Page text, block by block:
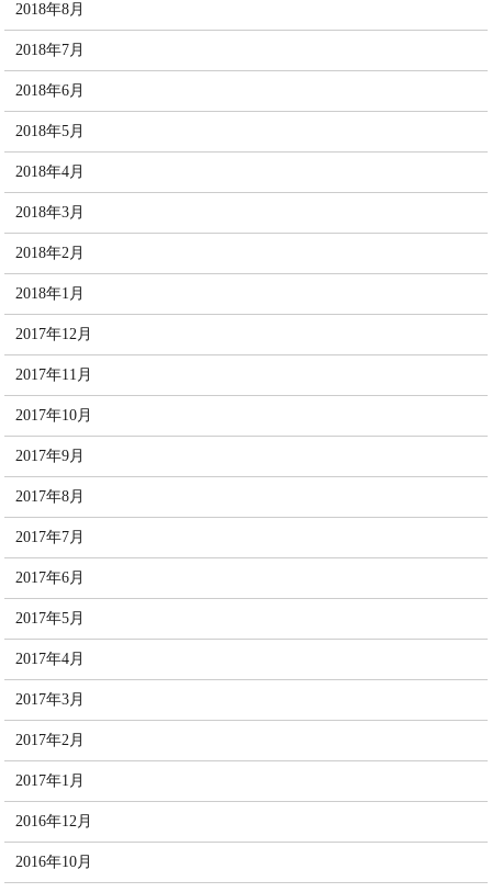
2018年8月
2018年7月
2018年6月
2018年5月
2018年4月
2018年3月
2018年2月
2018年1月
2017年12月
2017年11月
2017年10月
2017年9月
2017年8月
2017年7月
2017年6月
2017年5月
2017年4月
2017年3月
2017年2月
2017年1月
2016年12月
2016年10月